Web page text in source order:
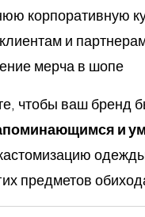
корпоративную
и
мерча в шопе
чтобы ваш бренд
и
предметов